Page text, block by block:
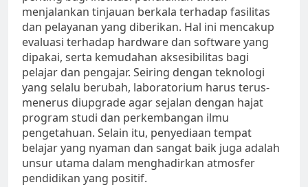
menjalankan tinjauan berkala terhadap fasilitas
dan pelayanan yang diberikan. Hal ini mencakup
evaluasi terhadap hardware dan software yang
dipakai, serta kemudahan aksesibilitas bagi
pelajar dan pengajar. Seiring dengan teknologi
yang selalu berubah, laboratorium harus terus-
menerus diupgrade agar sejalan dengan hajat
program studi dan perkembangan ilmu
pengetahuan. Selain itu, penyediaan tempat
belajar yang nyaman dan sangat baik juga adalah
unsur utama dalam menghadirkan atmosfer
pendidikan yang positif.